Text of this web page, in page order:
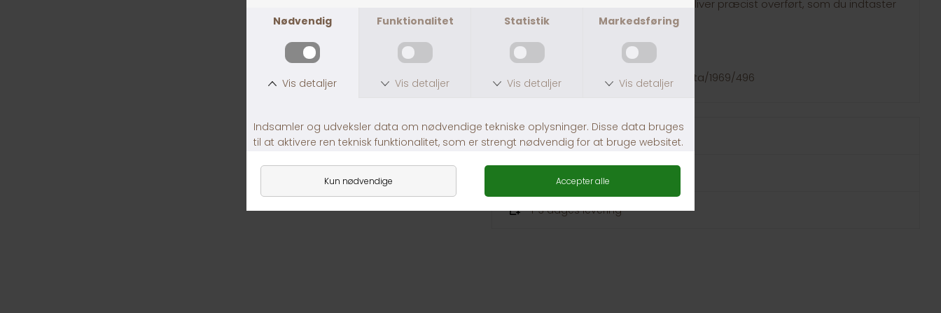
gennemfører bestillingen. Teksten bliver præcist overført, som du indtaster
den.
Link til loven om hundetegn:
https://www.retsinformation.dk/eli/lta/1969/496
30 dages returret
1-3 dages levering